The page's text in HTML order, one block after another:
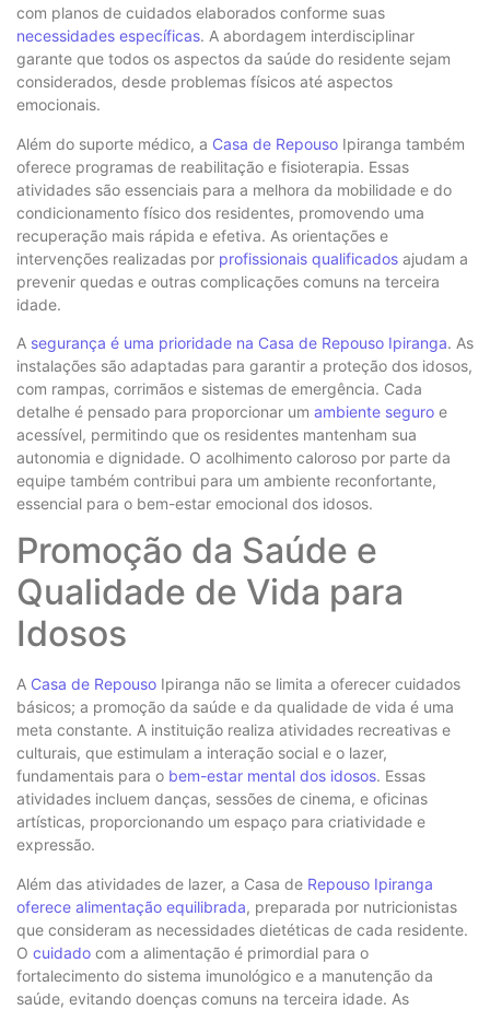
com planos de cuidados elaborados conforme suas
necessidades específicas. A abordagem interdisciplinar
garante que todos os aspectos da saúde do residente sejam
considerados, desde problemas físicos até aspectos
emocionais.
Além do suporte médico, a Casa de Repouso Ipiranga também
oferece programas de reabilitação e fisioterapia. Essas
atividades são essenciais para a melhora da mobilidade e do
condicionamento físico dos residentes, promovendo uma
recuperação mais rápida e efetiva. As orientações e
intervenções realizadas por profissionais qualificados ajudam a
prevenir quedas e outras complicações comuns na terceira
idade.
A segurança é uma prioridade na Casa de Repouso Ipiranga. As
instalações são adaptadas para garantir a proteção dos idosos,
com rampas, corrimãos e sistemas de emergência. Cada
detalhe é pensado para proporcionar um ambiente seguro e
acessível, permitindo que os residentes mantenham sua
autonomia e dignidade. O acolhimento caloroso por parte da
equipe também contribui para um ambiente reconfortante,
essencial para o bem-estar emocional dos idosos.
Promoção da Saúde e
Qualidade de Vida para
Idosos
A Casa de Repouso Ipiranga não se limita a oferecer cuidados
básicos; a promoção da saúde e da qualidade de vida é uma
meta constante. A instituição realiza atividades recreativas e
culturais, que estimulam a interação social e o lazer,
fundamentais para o bem-estar mental dos idosos. Essas
atividades incluem danças, sessões de cinema, e oficinas
artísticas, proporcionando um espaço para criatividade e
expressão.
Além das atividades de lazer, a Casa de Repouso Ipiranga
oferece alimentação equilibrada, preparada por nutricionistas
que consideram as necessidades dietéticas de cada residente.
O cuidado com a alimentação é primordial para o
fortalecimento do sistema imunológico e a manutenção da
saúde, evitando doenças comuns na terceira idade. As